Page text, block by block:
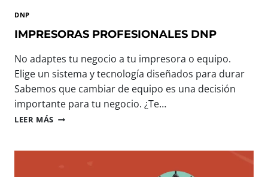
N
O
:
T
E
C
N
G
DNP
IMPRESORAS PROFESIONALES DNP
No adaptes tu negocio a tu impresora o equipo.
Elige un sistema y tecnología diseñados para durar
Sabemos que cambiar de equipo es una decisión
importante para tu negocio. ¿Te…
LEER MÁS
R